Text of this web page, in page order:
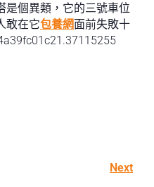
是個異類，它的三號車位
敢在它包養網面前失敗十
Next